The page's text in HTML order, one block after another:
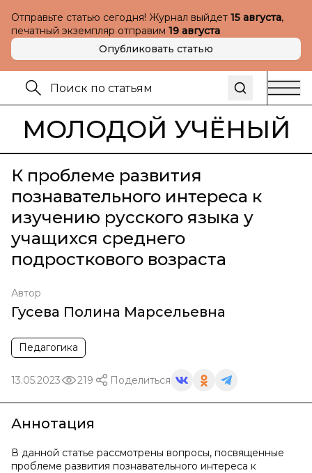
Отправьте статью сегодня! Журнал выйдет 15 августа,
печатный экземпляр отправим 19 августа
Опубликовать статью
МОЛОДОЙ УЧЁНЫЙ
К проблеме развития
познавательного интереса к
изучению русского языка у
учащихся среднего
подросткового возраста
Автор
Гусева Полина Марсельевна
Педагогика
13.05.2023 219 Поделиться
Аннотация
В данной статье рассмотрены вопросы, посвященные
проблеме развития познавательного интереса к